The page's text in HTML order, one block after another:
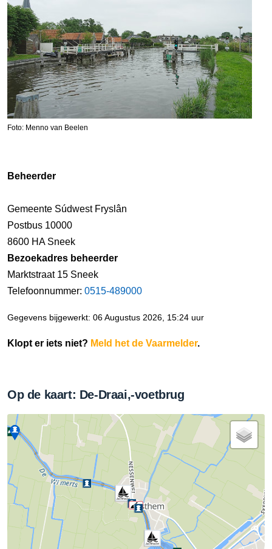
Foto: Menno van Beelen
Beheerder
Gemeente Súdwest Fryslân
Postbus 10000
8600 HA Sneek
Bezoekadres beheerder
Marktstraat 15 Sneek
Telefoonnummer: 0515-489000
Gegevens bijgewerkt: 06 Augustus 2026, 15:24 uur
Klopt er iets niet? Meld het de Vaarmelder.
Op de kaart: De-Draai,-voetbrug